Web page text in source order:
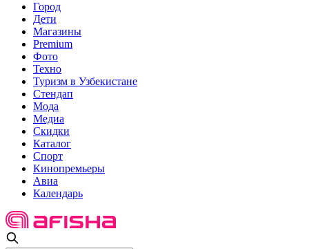
Город
Дети
Магазины
Premium
Фото
Техно
Туризм в Узбекистане
Стендап
Мода
Медиа
Скидки
Каталог
Спорт
Кинопремьеры
Авиа
Календарь